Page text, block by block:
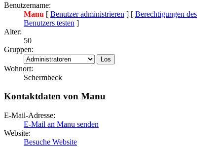
Benutzername:
Manu [ Benutzer administrieren ] [ Berechtigungen des
Benutzers testen ]
Alter:
50
Gruppen:
Wohnort:
Schermbeck
Kontaktdaten von Manu
E-Mail-Adresse:
E-Mail an Manu senden
Website:
Besuche Website